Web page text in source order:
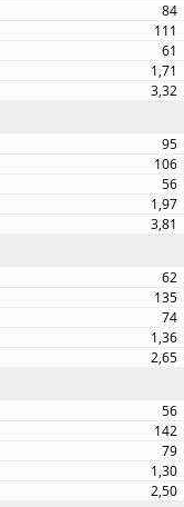
84
111
61
1,71
3,32
95
106
56
1,97
3,81
62
135
74
1,36
2,65
56
142
79
1,30
2,50